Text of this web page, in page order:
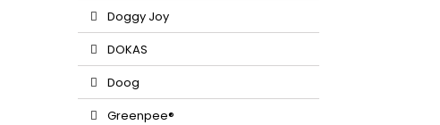
Doggy Joy
DOKAS
Doog
Greenpee®